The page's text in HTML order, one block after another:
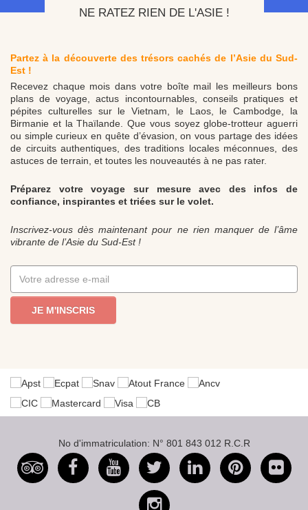
NE RATEZ RIEN DE L'ASIE !
Partez à la découverte des trésors cachés de l’Asie du Sud-
Est !
Recevez chaque mois dans votre boîte mail les meilleurs bons
plans de voyage, actus incontournables, conseils pratiques et
pépites culturelles sur le Vietnam, le Laos, le Cambodge, la
Birmanie et la Thaïlande. Que vous soyez globe-trotteur aguerri
ou simple curieux en quête d’évasion, on vous partage des idées
de circuits authentiques, des traditions locales méconnues, des
astuces de terrain, et toutes les nouveautés à ne pas rater.
Préparez votre voyage sur mesure avec des infos de
confiance, inspirantes et triées sur le volet.
Inscrivez-vous dès maintenant pour ne rien manquer de l’âme
vibrante de l’Asie du Sud-Est !
JE M'INSCRIS
No d'immatriculation: N° 801 843 012 R.C.R